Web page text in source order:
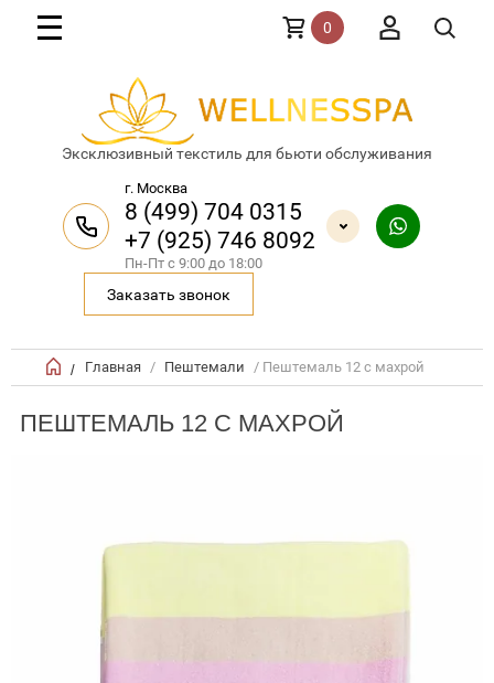
Эксклюзивный текстиль для бьюти обслуживания
г. Москва
8 (499) 704 0315
+7 (925) 746 8092
Пн-Пт с 9:00 до 18:00
Заказать звонок
0
/ Главная / Пештемали / Пештемаль 12 с махрой
ПЕШТЕМАЛЬ 12 С МАХРОЙ